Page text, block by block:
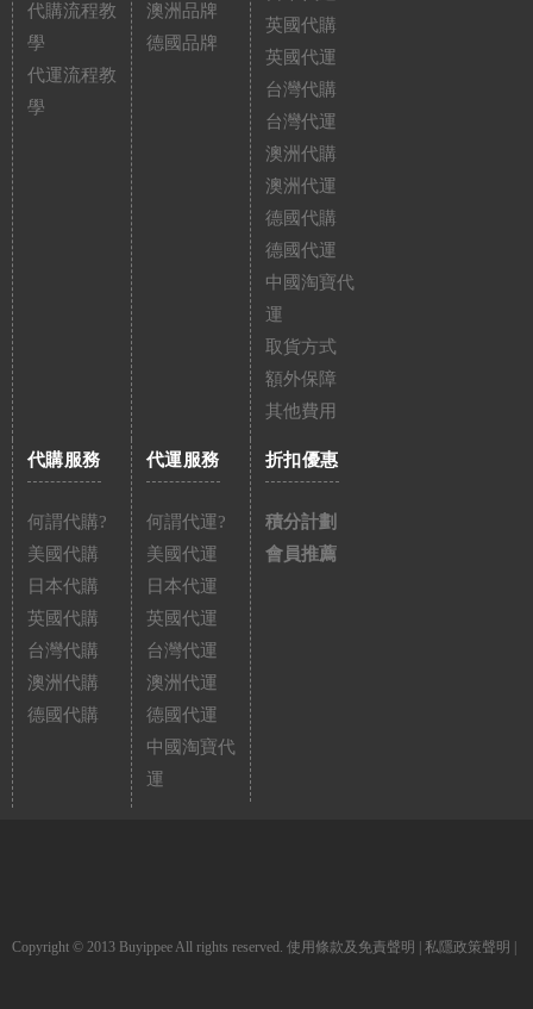
代購流程教
學
代運流程教
學
澳洲品牌
德國品牌
英國代購
英國代運
台灣代購
台灣代運
澳洲代購
澳洲代運
德國代購
德國代運
中國淘寶代
運
取貨方式
額外保障
其他費用
代購服務
何謂代購?
美國代購
日本代購
英國代購
台灣代購
澳洲代購
德國代購
代運服務
何謂代運?
美國代運
日本代運
英國代運
台灣代運
澳洲代運
德國代運
中國淘寶代
運
折扣優惠
積分計劃
會員推薦
Copyright © 2013 Buyippee All rights reserved. 使用條款及免責聲明 私隱政策聲明